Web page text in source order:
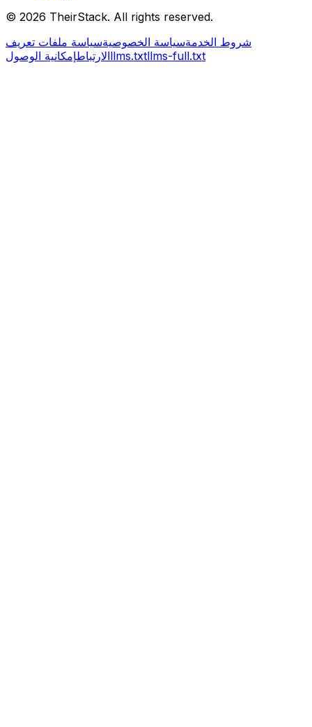
© 2026 TheirStack. All rights reserved.
شروط الخدمةسياسة الخصوصيةسياسة ملفات تعريف
الارتباطإمكانية الوصول llms.txtllms-full.txt